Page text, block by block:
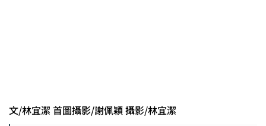
文/林宜潔 首圖攝影/謝佩穎 攝影/林宜潔